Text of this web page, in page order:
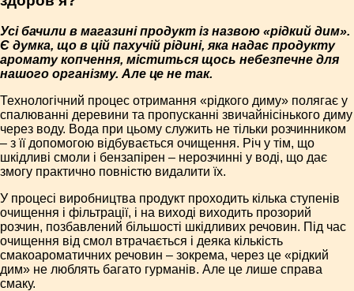
Усі бачили в магазині продукт із назвою «рідкий дим».
Є думка, що в цій пахучій рідині, яка надає продукту
аромату копчення, міститься щось небезпечне для
нашого організму. Але це не так.
Технологічний процес отримання «рідкого диму» полягає у
спалюванні деревини та пропусканні звичайнісінького диму
через воду. Вода при цьому служить не тільки розчинником
– з її допомогою відбувається очищення. Річ у тім, що
шкідливі смоли і бензапірен – нерозчинні у воді, що дає
змогу практично повністю видалити їх.
У процесі виробництва продукт проходить кілька ступенів
очищення і фільтрації, і на виході виходить прозорий
розчин, позбавлений більшості шкідливих речовин. Під час
очищення від смол втрачається і деяка кількість
смакоароматичних речовин – зокрема, через це «рідкий
дим» не люблять багато гурманів. Але це лише справа
смаку.